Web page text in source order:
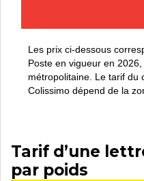
Les prix ci-dessous
Poste en vigueur en
métropolitaine. Le tarif du
Colissimo dépend de la
Tarif d’une
par poids